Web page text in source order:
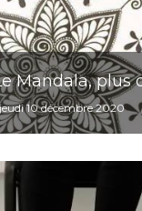
Mandala, plus
jeudi 10 décembre 2020